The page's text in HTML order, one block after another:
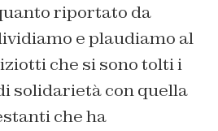
riportato da
e plaudiamo al
che si sono tolti i
solidarietà con quella
che ha